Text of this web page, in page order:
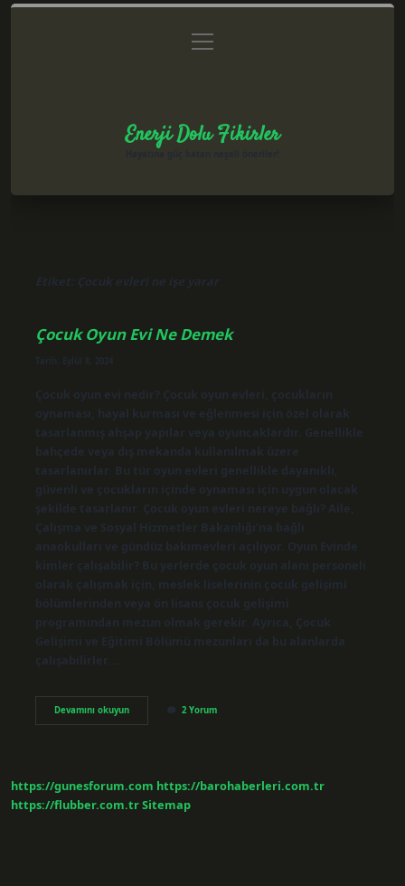
Gizlilik Politikası
menüyü
aç
Enerji Dolu Fikirler
Etiket: Çocuk evleri ne işe yarar
Çocuk Oyun Evi Ne Demek
Tarih: Eylül 8, 2024
Çocuk oyun evi nedir? Çocuk oyun evleri, çocukların
oynaması, hayal kurması ve eğlenmesi için özel olarak
tasarlanmış ahşap yapılar veya oyuncaklardır. Genellikle
bahçede veya dış mekanda kullanılmak üzere
tasarlanırlar. Bu tür oyun evleri genellikle dayanıklı,
güvenli ve çocukların içinde oynaması için uygun olacak
şekilde tasarlanır. Çocuk oyun evleri nereye bağlı? Aile,
Çalışma ve Sosyal Hizmetler Bakanlığı’na bağlı
anaokulları ve gündüz bakımevleri açılıyor. Oyun Evinde
kimler çalışabilir? Bu yerlerde çocuk oyun alanı personeli
olarak çalışmak için, meslek liselerinin çocuk gelişimi
bölümlerinden veya ön lisans çocuk gelişimi
programından mezun olmak gerekir. Ayrıca, Çocuk
Gelişimi ve Eğitimi Bölümü mezunları da bu alanlarda
çalışabilirler.…
Devamını okuyunÇocuk
Oyun
2 Yorum
https://gunesforum.com https://barohaberleri.com.tr
https://flubber.com.trSitemap